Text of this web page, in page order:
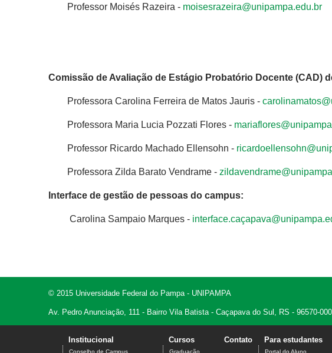
Professor Moisés Razeira - moisesrazeira@unipampa.edu.br
Comissão de Avaliação de Estágio Probatório Docente (CAD)
Professora Carolina Ferreira de Matos Jauris -
Professora Maria Lucia Pozzati Flores -
Professor Ricardo Machado Ellensohn -
Professora Zilda Barato Vendrame -
Interface de gestão de pessoas do campus:
Carolina Sampaio Marques -
© 2015 Universidade Federal do Pampa - UNIPAMPA
Av. Pedro Anunciação, 111 - Bairro Vila Batista - Caçapava do Sul, RS - 96570-
Institucional
Conselho de Campus
Cursos
Graduação
Contato Para estudantes
Portal do Aluno